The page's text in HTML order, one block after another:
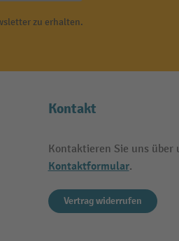
zu erhalten.
Kontakt
Kontaktieren Sie uns über
Kontaktformular.
Vertrag widerrufen